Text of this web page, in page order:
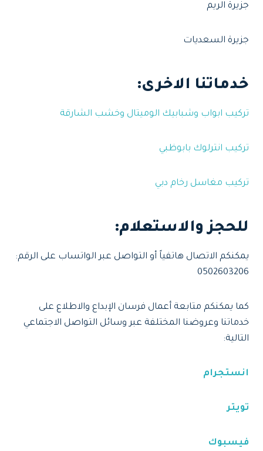
جزيرة الريم
جزيرة السعديات
خدماتنا الاخرى:
تركيب ابواب وشبابيك الوميتال وخشب الشارقة
تركيب انترلوك بابوظبي
تركيب مغاسل رخام دبي
للحجز والاستعلام:
يمكنكم الاتصال هاتفياً أو التواصل عبر الواتساب على الرقم:
0502603206
كما يمكنكم متابعة أعمال فرسان الإبداع والاطلاع على
خدماتنا وعروضنا المختلفة عبر وسائل التواصل الاجتماعي
التالية:
انستجرام
تويتر
فيسبوك